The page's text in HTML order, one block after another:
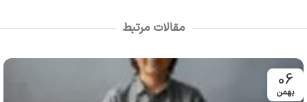
چیزی است که اهمیت دارد.
رشته جهت‌گیری‌های اصلی در هر
فلسفی به آن رشته را مشخص
می‌کند.
مقالات مرتبط
06
بهمن